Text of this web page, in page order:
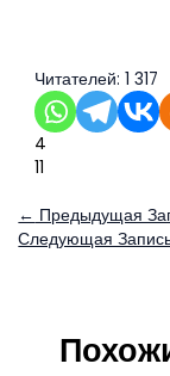
Читателей: 1 317
4
11
← Предыдущая
Следующая